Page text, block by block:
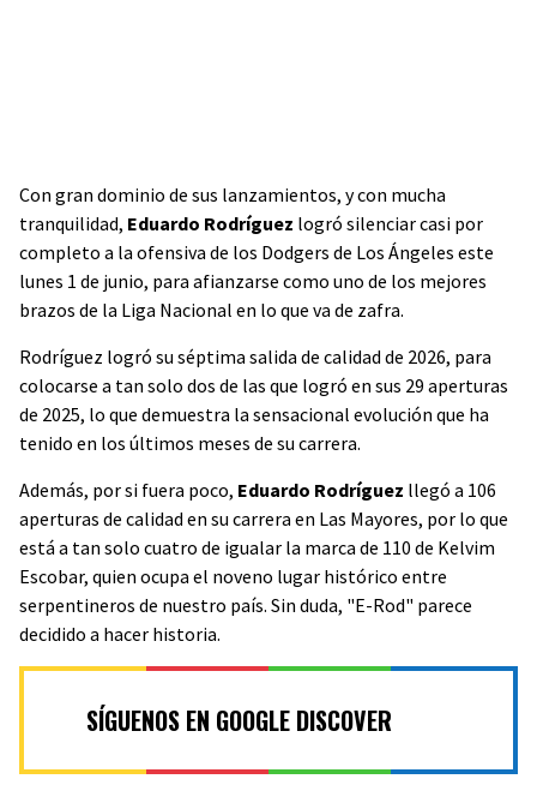
Con gran dominio de sus lanzamientos, y con mucha
tranquilidad, Eduardo Rodríguez logró silenciar casi por
completo a la ofensiva de los Dodgers de Los Ángeles este
lunes 1 de junio, para afianzarse como uno de los mejores
brazos de la Liga Nacional en lo que va de zafra.
Rodríguez logró su séptima salida de calidad de 2026, para
colocarse a tan solo dos de las que logró en sus 29 aperturas
de 2025, lo que demuestra la sensacional evolución que ha
tenido en los últimos meses de su carrera.
Además, por si fuera poco, Eduardo Rodríguez llegó a 106
aperturas de calidad en su carrera en Las Mayores, por lo que
está a tan solo cuatro de igualar la marca de 110 de Kelvim
Escobar, quien ocupa el noveno lugar histórico entre
serpentineros de nuestro país. Sin duda, "E-Rod" parece
decidido a hacer historia.
SÍGUENOS EN GOOGLE DISCOVER